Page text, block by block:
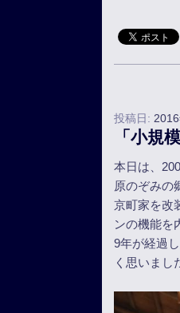
投稿日:
「小規
本日は、
原のぞみの
京町家を改
ンの機能を
9年が経過
く思いまし